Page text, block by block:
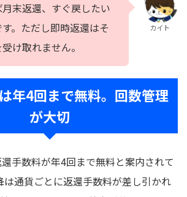
末返還、すぐ戻したい
。ただし即時返還はそ
け取れません。
カイト
年4回まで無料。回数管理
が大切
手数料が年4回まで無料と案内されて
は通貨ごとに返還手数料が差し引かれ